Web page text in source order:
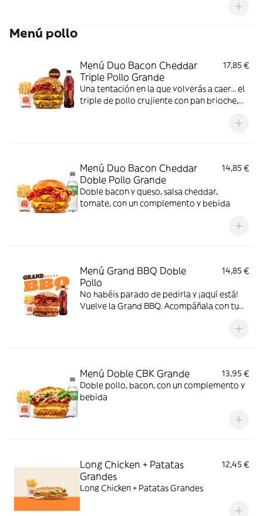
Menú pollo
Menú Duo Bacon Cheddar
Triple Pollo Grande
17,85 €
Una tentación en la que volverás a caer... el
triple de pollo crujiente con pan brioche,
crujientes lonchas de bacon, cebolla frita y
Menú Duo Bacon Cheddar
Doble Pollo Grande
14,85 €
Doble bacon y queso, salsa cheddar,
tomate, con un complemento y bebida
Menú Grand BBQ Doble
Pollo
14,85 €
No habéis parado de pedirla y ¡aquí está!
Vuelve la Grand BBQ. Acompáñala con tu
elijas, y disfruta de doble Crispy Chicken®
Menú Doble CBK Grande
13,95 €
Doble pollo, bacon, con un complemento y
bebida
Long Chicken + Patatas
Grandes
12,45 €
Long Chicken + Patatas Grandes